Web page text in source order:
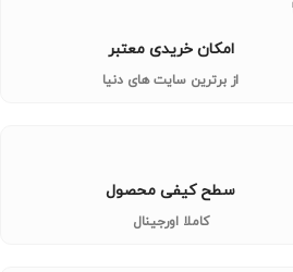
امکان خریدی معتبر
از برترین سایت های دنیا
سطح کیفی محصول
کاملا اورجینال